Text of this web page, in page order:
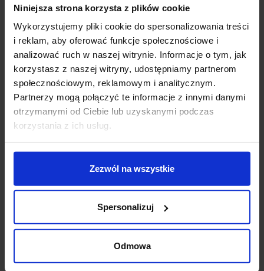
Niniejsza strona korzysta z plików cookie
Wykorzystujemy pliki cookie do spersonalizowania treści
i reklam, aby oferować funkcje społecznościowe i
analizować ruch w naszej witrynie. Informacje o tym, jak
korzystasz z naszej witryny, udostępniamy partnerom
społecznościowym, reklamowym i analitycznym.
Partnerzy mogą połączyć te informacje z innymi danymi
otrzymanymi od Ciebie lub uzyskanymi podczas
korzystania z ich usług.
Zezwól na wszystkie
Spersonalizuj
Odmowa
Koszt dostawy
Zapytaj o produkt
Opis
Lutec MOONelegancki kinkiet zewnętrzny z
oświetleniem typu downlight idealnie rozświetli
tworzy ładne, jednolite światło dzienne (4000K) lub
ciepłe, białe światło (3000K). Barwę światła można
zmieniać za pomocą przełącznikowa zainstalowanego
Parametry techniczne: